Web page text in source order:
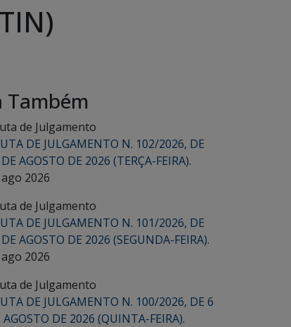
Também
de Julgamento
DE JULGAMENTO N. 102/2026, DE
AGOSTO DE 2026 (TERÇA-FEIRA).
2026
de Julgamento
DE JULGAMENTO N. 101/2026, DE
AGOSTO DE 2026 (SEGUNDA-FEIRA).
2026
de Julgamento
DE JULGAMENTO N. 100/2026, DE 6
AGOSTO DE 2026 (QUINTA-FEIRA).